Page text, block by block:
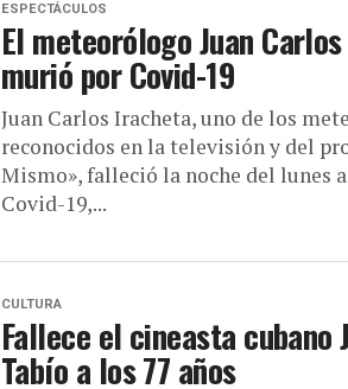
ESPECTÁCULOS
El meteorólogo Juan
murió por Covid-19
Juan Carlos Iracheta, uno de los
reconocidos en la televisión y del
Mismo», falleció la noche del lunes a
Covid-19,...
CULTURA
Fallece el cineasta cubano
Tabío a los 77 años